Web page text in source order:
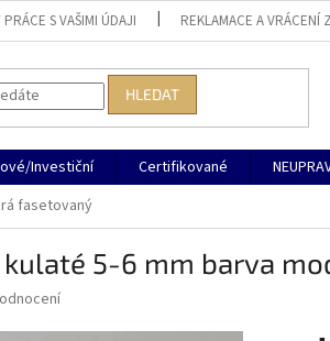
PRÁCE S VAŠIMI ÚDAJI REKLAMACE A VRÁCENÍ
HLEDAT
Investiční Certifikované
fasetovaný
5-6 mm barva